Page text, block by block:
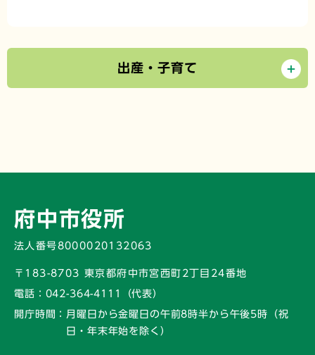
出産・子育て
府中市役所
法人番号8000020132063
〒183-8703 東京都府中市宮西町2丁目24番地
電話： 042-364-4111（代表）
開庁時間： 月曜日から金曜日の午前8時半から午後5時 （祝
日・年末年始を除く）